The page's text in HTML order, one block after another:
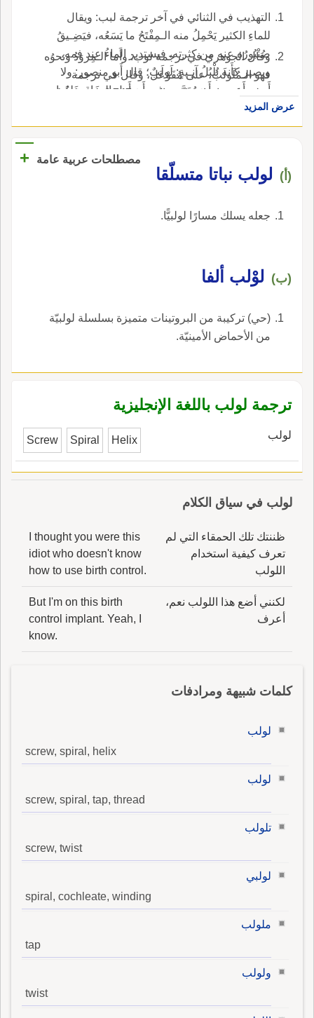
التهذيب في الثنائي في آخر ترجمة لبب: ويقال
للماءِ الكثير يَحْمِلُ منه الـمِفْتَحُ ما يَسَعُه، فيَضِـيقُ
صُنْبُورُه عنه من كثرته، فيستدير الماءُ عند فمه،
ويصير كأَنه بُلْبُلُ آنِـيةٍ: لَولَبٌ؛ قال أَبو منصور: ولا
أَدري أَعربي، أَم مُعَرَّب، غير أَن أَهل العراقِ وَلِعُوا
باستعمال اللَّوْلَبِ.
وقال الجوهري في ترجمة لوب: وأَما الـمِروَدُ ونحوُه
فهو الـمُلَولَبُ، على مُفَوْعَل، وقال في ترجمة
فولف: ومما جاءَ على بناءِ <ص:747 فَوْلَفٍ: لَوْلَبُ
الماءِ.
عرض المزيد
مصطلحات عربية عامة +
(أ) لولب نباتا متسلّقا
جعله يسلك مسارًا لولبيًّا.
(ب) لوْلب ألفا
(حي) تركيبة من البروتينات متميزة بسلسلة لولبيّة
من الأحماض الأمينيّة.
ترجمة لولب باللغة الإنجليزية
لولب Screw Spiral Helix
لولب في سياق الكلام
ظننتك تلك الحمقاء التي لم
تعرف كيفية استخدام
اللولب
I thought you were this
idiot who doesn't know
how to use birth control.
لكنني أضع هذا اللولب نعم،
أعرف
But I'm on this birth
control implant. Yeah, I
know.
كلمات شبيهة ومرادفات
لولب
screw, spiral, helix
لولب
screw, spiral, tap, thread
تلولب
screw, twist
لولبي
spiral, cochleate, winding
ملولب
tap
ولولب
twist